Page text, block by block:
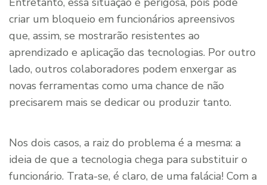
criar um bloqueio em funcionários apreensivos
que, assim, se mostrarão resistentes ao
aprendizado e aplicação das tecnologias. Por outro
lado, outros colaboradores podem enxergar as
novas ferramentas como uma chance de não
precisarem mais se dedicar ou produzir tanto.
Nos dois casos, a raiz do problema é a mesma: a
ideia de que a tecnologia chega para substituir o
funcionário. Trata-se, é claro, de uma falácia! Com a